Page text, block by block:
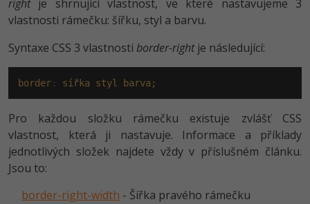
React
Spring
ASP.NET MVC
Best practices
UML a návrhové vzory
MySQL/MariaDB
MS-SQL
SQLite
Systémový administrátor
Projektový manažer
Databázový analytik
Copywriter
-80%
C
VB.NET
SQL
-80%
Algoritmy -41%
Kryptoměny
Copywriting
MS Office -80%
Time management
Adobe InDesign
Blender -80%
Inkscape
Fotografování -80%
Ostatní
rightje shrnující vlastnost, ve které nastavujeme 3
vlastnosti rámečku: šířku, styl a barvu.
Syntaxe CSS 3 vlastnosti border-rightje následující:
border: sířka styl barva;
Pro každou složku rámečku existuje zvlášť CSS
vlastnost, která ji nastavuje. Informace a příklady
jednotlivých složek najdete vždy v příslušném článku.
Jsou to:
border-right-width - Šířka pravého rámečku